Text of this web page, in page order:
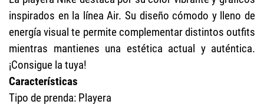
inspirados en la línea Air. Su diseño cómodo y lleno de
energía visual te permite complementar distintos outfits
mientras mantienes una estética actual y auténtica.
¡Consigue la tuya!
Características
Tipo de prenda: Playera